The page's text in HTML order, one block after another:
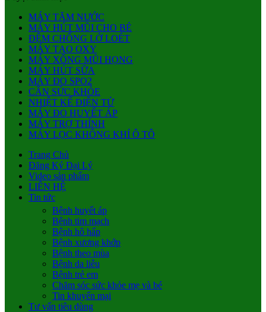
MÁY TĂM NƯỚC
MÁY HÚT MŨI CHO BÉ
ĐỆM CHỐNG LỞ LOÉT
MÁY TẠO OXY
MÁY XÔNG MŨI HỌNG
MÁY HÚT SỮA
MÁY ĐO SPO2
CÂN SỨC KHỎE
NHIỆT KẾ ĐIỆN TỬ
MÁY ĐO HUYẾT ÁP
MÁY TRỢ THÍNH
MÁY LỌC KHÔNG KHÍ Ô TÔ
Trang Chủ
Đăng Ký Đại Lý
Video sản phẩm
LIÊN HỆ
Tin tức
Bệnh huyết áp
Bệnh tim mạch
Bệnh hô hấp
Bệnh xương khớp
Bệnh theo mùa
Bệnh da liễu
Bệnh trẻ em
Chăm sóc sức khỏe mẹ và bé
Tin khuyến mại
Tư vấn tiêu dùng